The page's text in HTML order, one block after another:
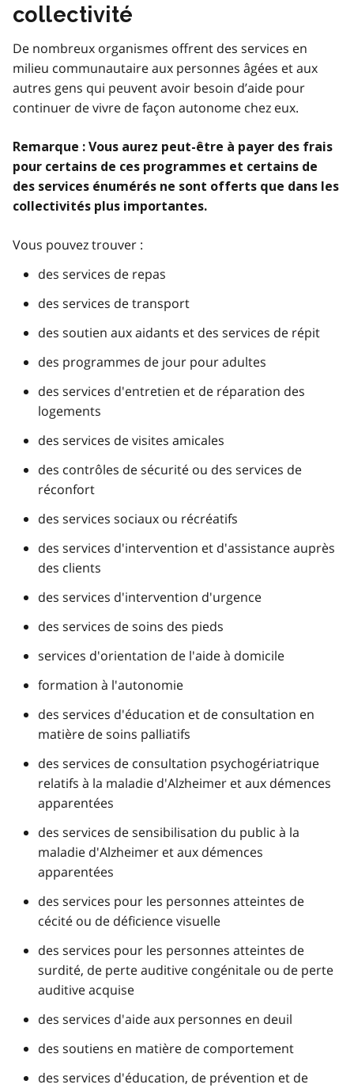
collectivité
De nombreux organismes offrent des services en
milieu communautaire aux personnes âgées et aux
autres gens qui peuvent avoir besoin d’aide pour
continuer de vivre de façon autonome chez eux.
Remarque : Vous aurez peut-être à payer des frais
pour certains de ces programmes et certains de
des services énumérés ne sont offerts que dans les
collectivités plus importantes.
Vous pouvez trouver :
des services de repas
des services de transport
des soutien aux aidants et des services de répit
des programmes de jour pour adultes
des services d'entretien et de réparation des
logements
des services de visites amicales
des contrôles de sécurité ou des services de
réconfort
des services sociaux ou récréatifs
des services d'intervention et d'assistance auprès
des clients
des services d'intervention d'urgence
des services de soins des pieds
services d'orientation de l'aide à domicile
formation à l'autonomie
des services d'éducation et de consultation en
matière de soins palliatifs
des services de consultation psychogériatrique
relatifs à la maladie d'Alzheimer et aux démences
apparentées
des services de sensibilisation du public à la
maladie d'Alzheimer et aux démences
apparentées
des services pour les personnes atteintes de
cécité ou de déficience visuelle
des services pour les personnes atteintes de
surdité, de perte auditive congénitale ou de perte
auditive acquise
des services d'aide aux personnes en deuil
des soutiens en matière de comportement
des services d'éducation, de prévention et de